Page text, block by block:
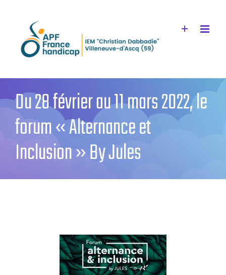
contenu
Du 28 février au 11 mars 2022, le
forum « Alternance et
Inclusion » By Jules